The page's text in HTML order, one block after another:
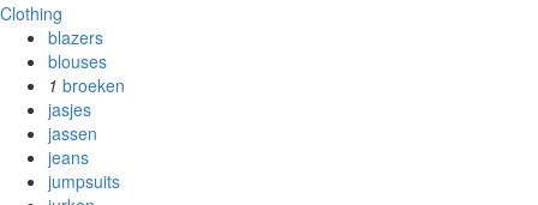
Clothing
blazers
blouses
1 broeken
jasjes
jassen
jeans
jumpsuits